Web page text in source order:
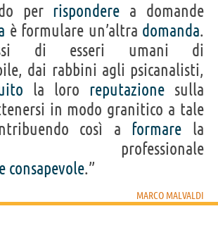
per rispondere a domande
è formulare un’altra domanda.
di esseri umani di
dai rabbini agli psicanalisti,
la loro reputazione sulla
in modo granitico a tale
così a formare la
professionale
consapevole.”
MARCO MALVALDI